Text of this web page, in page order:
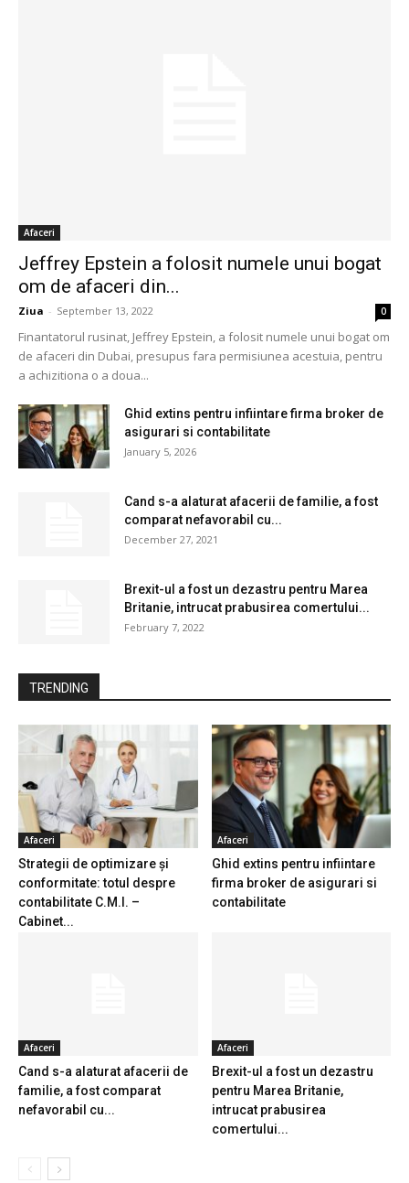
Afaceri
Jeffrey Epstein a folosit numele unui bogat
om de afaceri din...
Ziua - September 13, 2022 0
Finantatorul rusinat, Jeffrey Epstein, a folosit numele unui bogat om
de afaceri din Dubai, presupus fara permisiunea acestuia, pentru
a achizitiona o a doua...
Ghid extins pentru infiintare firma broker de
asigurari si contabilitate
January 5, 2026
Cand s-a alaturat afacerii de familie, a fost
comparat nefavorabil cu...
December 27, 2021
Brexit-ul a fost un dezastru pentru Marea
Britanie, intrucat prabusirea comertului...
February 7, 2022
TRENDING
Afaceri
Strategii de optimizare și
conformitate: totul despre
contabilitate C.M.I. –
Cabinet...
Afaceri
Ghid extins pentru infiintare
firma broker de asigurari si
contabilitate
Afaceri
Cand s-a alaturat afacerii de
familie, a fost comparat
nefavorabil cu...
Afaceri
Brexit-ul a fost un dezastru
pentru Marea Britanie,
intrucat prabusirea
comertului...